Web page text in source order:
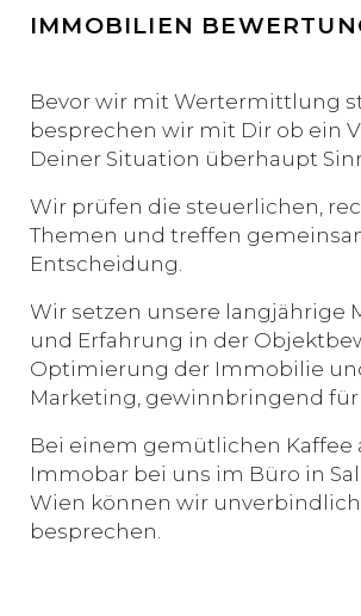
IMMOBILIEN
Bevor wir mit Wertermittlung
besprechen wir mit Dir ob ein
Deiner Situation überhaupt
Wir prüfen die steuerlichen,
Themen und treffen
Entscheidung.
Wir setzen unsere langjährige
und Erfahrung in der
Optimierung der Immobilie
Marketing, gewinnbringend für
Bei einem gemütlichen Kaffee
Immobar bei uns im Büro in
Wien können wir
besprechen.